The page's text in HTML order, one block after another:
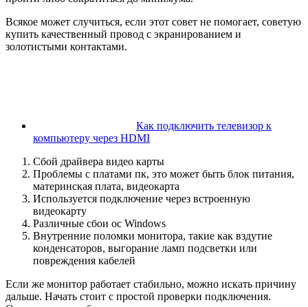
Всякое может случиться, если этот совет не помогает, советую
купить качественный провод с экранированием и
золотистыми контактами.
Как подключить телевизор к
компьютеру через HDMI
Сбой драйвера видео карты
Проблемы с платами пк, это может быть блок питания,
материнская плата, видеокарта
Используется подключение через встроенную
видеокарту
Различные сбои ос Windows
Внутренние поломки монитора, такие как вздутие
конденсаторов, выгорание ламп подсветки или
повреждения кабелей
Если же монитор работает стабильно, можно искать причину
дальше. Начать стоит с простой проверки подключения.